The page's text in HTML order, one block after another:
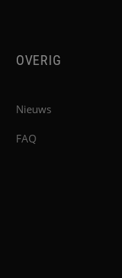
OVERIG
Nieuws
FAQ